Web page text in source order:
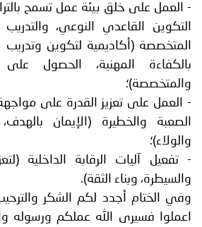
- العمل على خلق بيئة عمل تسمح
التكوين القاعدي النوعي،
المتخصصة (أكاديمية لتكوين وتدريب
بالكفاءة المهنية، الحصول على
والمتخصصة)؛
- العمل على تعزيز القدرة على
الصعبة والخطيرة (الإيمان
والولاء)؛
- تفعيل آليات الرقابة الداخلية
والسيطرة، وبناء الثقة).
وفي الختام أجدد لكم الشكر
اعملوا فسيرى الله عملكم ورسوله